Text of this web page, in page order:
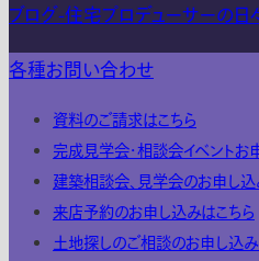
ブログ-住宅プロデューサーの日
各種お問い合わせ
資料のご請求はこちら
完成見学会・相談会イベントお
建築相談会、見学会のお申し
来店予約のお申し込みはこちら
土地探しのご相談のお申し込